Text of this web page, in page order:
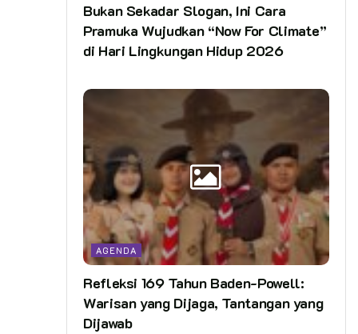
Bukan Sekadar Slogan, Ini Cara
Pramuka Wujudkan “Now For Climate”
di Hari Lingkungan Hidup 2026
AGENDA
Refleksi 169 Tahun Baden-Powell:
Warisan yang Dijaga, Tantangan yang
Dijawab